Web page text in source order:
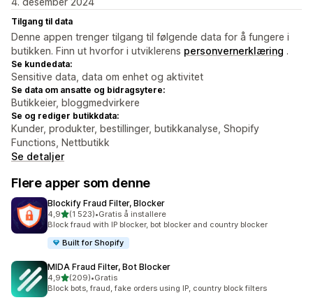
Tilgang til data
Denne appen trenger tilgang til følgende data for å fungere i
butikken. Finn ut hvorfor i utviklerens personvernerklæring .
Se kundedata:
Sensitive data, data om enhet og aktivitet
Se data om ansatte og bidragsytere:
Butikkeier, bloggmedvirkere
Se og rediger butikkdata:
Kunder, produkter, bestillinger, butikkanalyse, Shopify
Functions, Nettbutikk
Se detaljer
Flere apper som denne
Blockify Fraud Filter, Blocker
4,9av 5 stjerner
(1 523)
Totalt 1523 omtaler
•Gratis å installere
Block fraud with IP blocker, bot blocker and country blocker
Built for Shopify
MIDA Fraud Filter, Bot Blocker
4,9av 5 stjerner
(209)
Totalt 209 omtaler
•Gratis
Block bots, fraud, fake orders using IP, country block filters